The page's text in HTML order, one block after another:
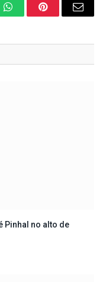
WhatsAppPinterestEmail
Pinhal no alto de